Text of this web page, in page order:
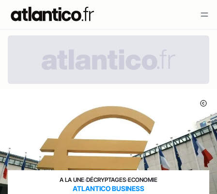
A LA UNE›DÉCRYPTAGES›ECONOMIE
ATLANTICO BUSINESS